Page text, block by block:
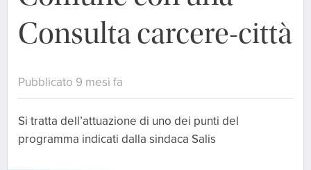
Consulta carcere-città
Pubblicato 9 mesi fa
Si tratta dell’attuazione di uno dei punti del
programma indicati dalla sindaca Salis